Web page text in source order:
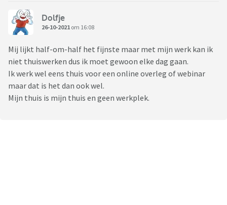
Dolfje
26-10-2021 om 16:08
Mij lijkt half-om-half het fijnste maar met mijn werk kan ik
niet thuiswerken dus ik moet gewoon elke dag gaan.
Ik werk wel eens thuis voor een online overleg of webinar
maar dat is het dan ook wel.
Mijn thuis is mijn thuis en geen werkplek.